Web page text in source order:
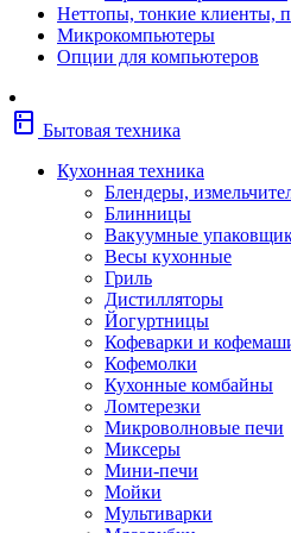
Фены
Щипцы
Плиты
Встраиваемая
Духовые
Неттопы, тонкие клиенты,
Микрокомпьютеры
Опции для компьютеров
kitchen Бытовая техника
Кухонная техника
Блендеры,
Блинницы
Вакуумные
Весы кухонные
Гриль
Дистилляторы
Йогуртницы
Кофеварки и
Кофемолки
Кухонные комбайны
Ломтерезки
Микроволновые печи
Миксеры
Мини-печи
Мойки
Мультиварки